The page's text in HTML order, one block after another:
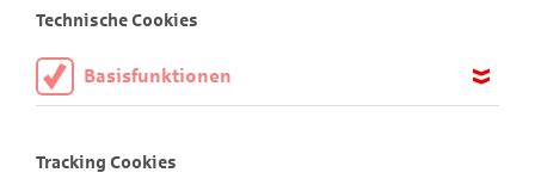
Technische Cookies
Basisfunktionen
aktiviert sein.
Tracking Cookies